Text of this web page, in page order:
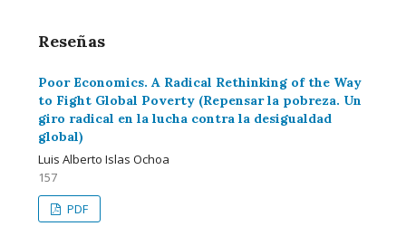
Reseñas
Poor Economics. A Radical Rethinking of the Way
to Fight Global Poverty (Repensar la pobreza. Un
giro radical en la lucha contra la desigualdad
global)
Luis Alberto Islas Ochoa
157
PDF